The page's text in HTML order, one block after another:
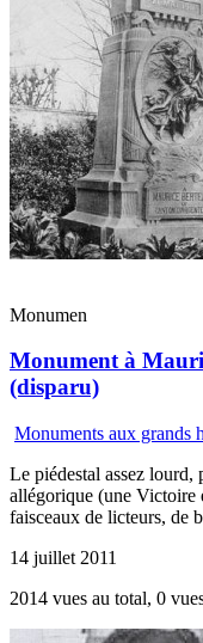
Monumen
Monument à
(disparu)
Monuments aux grands
Le piédestal assez lourd,
allégorique (une Victoire
faisceaux de licteurs, de
14 juillet 2011
2014 vues au total, 0